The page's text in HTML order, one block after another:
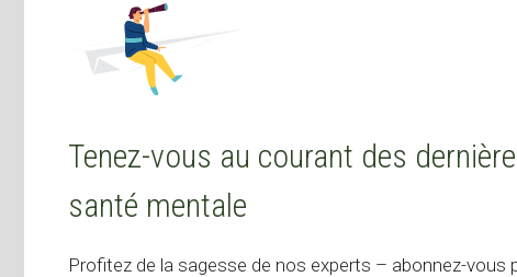
Tenez-vous au courant des
santé mentale
Profitez de la sagesse de nos experts – abonnez-